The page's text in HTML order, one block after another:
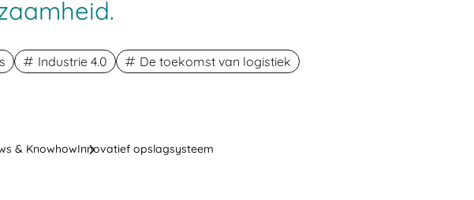
Industrie 4.0 De toekomst van logistiek
& KnowhowInnovatief opslagsysteem